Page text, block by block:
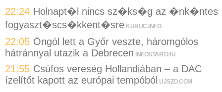
22:24 Holnapt�l nincs sz�ks�g az �nk�ntes
fogyaszt�scs�kkent�sre KURUC.INFO
22:05 Öngól lett a Győr veszte, háromgólos
hátránnyal utazik a Debrecen INFOSTART.HU
21:55 Csúfos vereség Hollandiában – a DAC
ízelítőt kapott az európai tempóból UJSZO.COM